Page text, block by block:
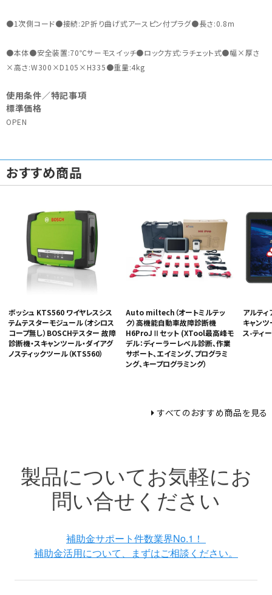
●1次側コード●接続:2P折り曲げ式アースピン付プラグ●長さ:0.8m
●本体●安全装置:70℃サーモスイッチ●ロック方式:ラチェット式●幅×厚さ
×高さ:W300×D105×H335●重量:4kg
使用条件／特記事項
標準価格
OPEN
おすすめ商品
ボッシュ KTS560 ワイヤレスシス
テムテスターモジュール（オシロス
コープ無し）BOSCHテスター 故障
診断機・スキャンツール・ダイアグ
ノスティックツール（KTS560）
Auto miltech（オートミルテッ
ク）高機能自動車故障診断機
H6ProJⅡセット (XTool最高峰モ
デル：ディーラーレベル診断、作業
サポート、エイミング、プログラミ
ング、キープログラミング）
アルティ
キャン
ス-ティ
すべてのおすすめ商品を見る